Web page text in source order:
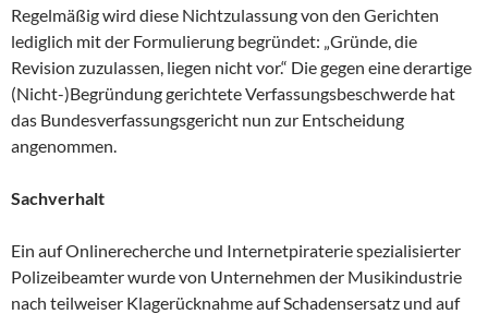
Regelmäßig wird diese Nichtzulassung von den Gerichten
lediglich mit der Formulierung begründet: „Gründe, die
Revision zuzulassen, liegen nicht vor.“ Die gegen eine derartige
(Nicht-)Begründung gerichtete Verfassungsbeschwerde hat
das Bundesverfassungsgericht nun zur Entscheidung
angenommen.
Sachverhalt
Ein auf Onlinerecherche und Internetpiraterie spezialisierter
Polizeibeamter wurde von Unternehmen der Musikindustrie
nach teilweiser Klagerücknahme auf Schadensersatz und auf